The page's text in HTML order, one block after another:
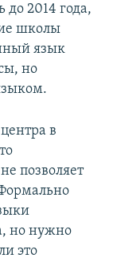
2014 года,
школы
язык
но
в
позволяет
но нужно
это